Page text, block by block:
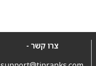
צרו קשר -